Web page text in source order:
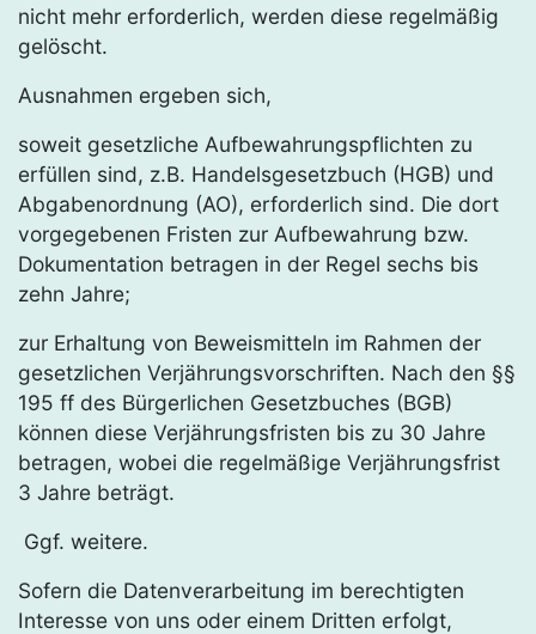
nicht mehr erforderlich, werden diese regelmäßig
gelöscht.
Ausnahmen ergeben sich,
soweit gesetzliche Aufbewahrungspflichten zu
erfüllen sind, z.B. Handelsgesetzbuch (HGB) und
Abgabenordnung (AO), erforderlich sind. Die dort
vorgegebenen Fristen zur Aufbewahrung bzw.
Dokumentation betragen in der Regel sechs bis
zehn Jahre;
zur Erhaltung von Beweismitteln im Rahmen der
gesetzlichen Verjährungsvorschriften. Nach den §§
195 ff des Bürgerlichen Gesetzbuches (BGB)
können diese Verjährungsfristen bis zu 30 Jahre
betragen, wobei die regelmäßige Verjährungsfrist
3 Jahre beträgt.
Ggf. weitere.
Sofern die Datenverarbeitung im berechtigten
Interesse von uns oder einem Dritten erfolgt,